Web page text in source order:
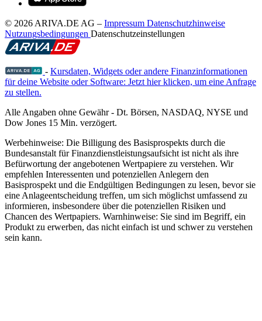
© 2026 ARIVA.DE AG – Impressum Datenschutzhinweise
Nutzungsbedingungen Datenschutzeinstellungen
- Kursdaten, Widgets oder andere Finanzinformationen
für deine Website oder Software: Jetzt hier klicken, um eine Anfrage
zu stellen.
Alle Angaben ohne Gewähr - Dt. Börsen, NASDAQ, NYSE und
Dow Jones 15 Min. verzögert.
Werbehinweise: Die Billigung des Basisprospekts durch die
Bundesanstalt für Finanzdienstleistungsaufsicht ist nicht als ihre
Befürwortung der angebotenen Wertpapiere zu verstehen. Wir
empfehlen Interessenten und potenziellen Anlegern den
Basisprospekt und die Endgültigen Bedingungen zu lesen, bevor sie
eine Anlageentscheidung treffen, um sich möglichst umfassend zu
informieren, insbesondere über die potenziellen Risiken und
Chancen des Wertpapiers. Warnhinweise: Sie sind im Begriff, ein
Produkt zu erwerben, das nicht einfach ist und schwer zu verstehen
sein kann.